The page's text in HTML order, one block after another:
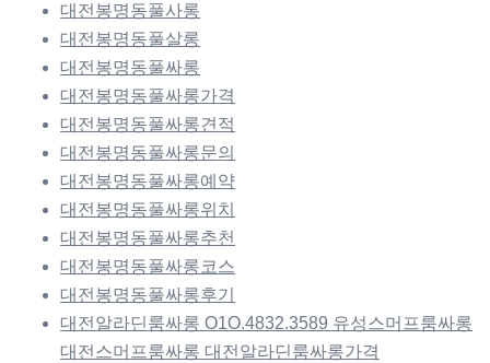
대전봉명동풀사롱
대전봉명동풀살롱
대전봉명동풀싸롱
대전봉명동풀싸롱가격
대전봉명동풀싸롱견적
대전봉명동풀싸롱문의
대전봉명동풀싸롱예약
대전봉명동풀싸롱위치
대전봉명동풀싸롱추천
대전봉명동풀싸롱코스
대전봉명동풀싸롱후기
대전알라딘룸싸롱 O1O.4832.3589 유성스머프룸싸롱
대전스머프룸싸롱 대전알라딘룸싸롱가격